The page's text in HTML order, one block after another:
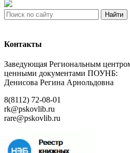
Найти
Контакты
Заведующая Региональным
ценными документами ПОУНБ:
Денисова Регина Арнольдовна
8(8112) 72-08-01
rk@pskovlib.ru
rare@pskovlib.ru